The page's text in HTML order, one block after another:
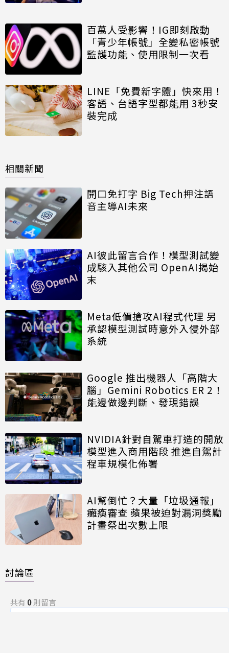
百萬人受影響！IG即刻啟動
「青少年帳號」全變私密帳號
監護功能、使用限制一次看
LINE「免費新字體」快來用！
客語、台語字型都能用 3秒安
裝完成
相關新聞
開口免打字 Big Tech押注語
音主導AI未來
AI彼此留言合作！模型測試變
成駭入其他公司 OpenAI揭始
末
Meta低價搶攻AI程式代理 另
承認模型測試時意外入侵外部
系統
Google 推出機器人「高階大
腦」Gemini Robotics ER 2！
能邊做邊判斷、發現錯誤
NVIDIA針對自駕車打造的開放
模型進入商用階段 推進自駕計
程車規模化佈署
AI幫倒忙？大量「垃圾通報」
癱瘓審查 蘋果被迫對漏洞獎勵
計畫祭出次數上限
討論區
共有 0則留言